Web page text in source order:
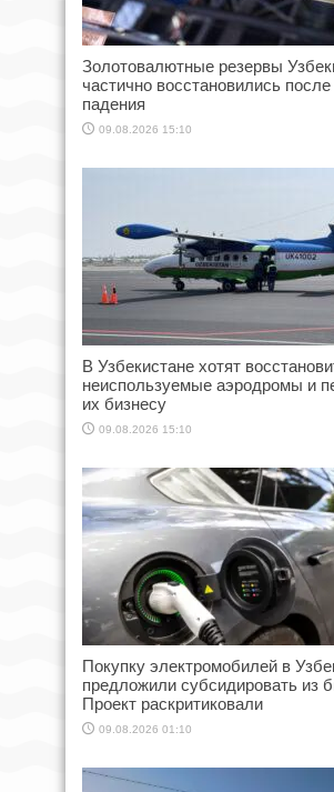
Золотовалютные резервы
частично восстановились
падения
09.08.2026 15:10
В Узбекистане хотят
неиспользуемые аэродромы и
их бизнесу
09.08.2026 15:10
Покупку электромобилей в
предложили субсидировать из
Проект раскритиковали
09.08.2026 01:10